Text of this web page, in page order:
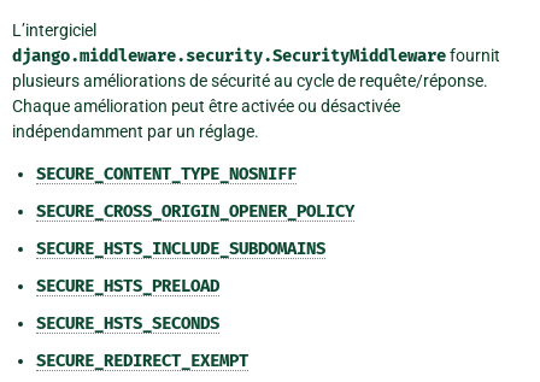
L’intergiciel
django.middleware.security.SecurityMiddlewarefournit
plusieurs améliorations de sécurité au cycle de requête/réponse.
Chaque amélioration peut être activée ou désactivée
indépendamment par un réglage.
SECURE_CONTENT_TYPE_NOSNIFF
SECURE_CROSS_ORIGIN_OPENER_POLICY
SECURE_HSTS_INCLUDE_SUBDOMAINS
SECURE_HSTS_PRELOAD
SECURE_HSTS_SECONDS
SECURE_REDIRECT_EXEMPT